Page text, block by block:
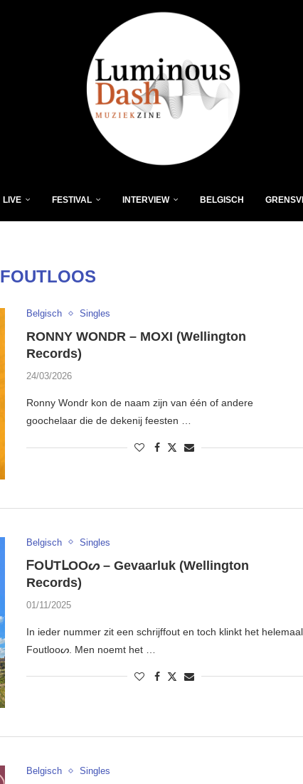
LIVE FESTIVAL INTERVIEW BELGISCH
FOUTLOOS
Belgisch Singles
RONNY WONDR – MOXI (Wellington
Records)
24/03/2026
Ronny Wondr kon de naam zijn van één of andere
goochelaar die de dekenij feesten …
Belgisch Singles
ᖴOᑌTᒪOOᔕ – Gevaarluk (Wellington
Records)
01/11/2025
In ieder nummer zit een schrijffout en toch klinkt het helemaal
Foutlooᔕ. Men noemt het …
Belgisch Singles